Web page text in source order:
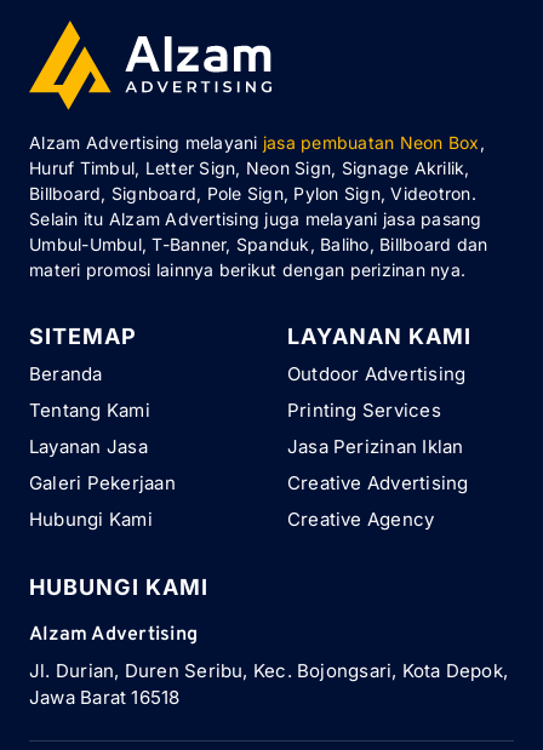
Alzam Advertising melayani jasa pembuatan Neon Box,
Huruf Timbul, Letter Sign, Neon Sign, Signage Akrilik,
Billboard, Signboard, Pole Sign, Pylon Sign, Videotron.
Selain itu Alzam Advertising juga melayani jasa pasang
Umbul-Umbul, T-Banner, Spanduk, Baliho, Billboard dan
materi promosi lainnya berikut dengan perizinan nya.
SITEMAP
Beranda
Tentang Kami
Layanan Jasa
Galeri Pekerjaan
Hubungi Kami
LAYANAN KAMI
Outdoor Advertising
Printing Services
Jasa Perizinan Iklan
Creative Advertising
Creative Agency
HUBUNGI KAMI
Alzam Advertising
Jl. Durian, Duren Seribu, Kec. Bojongsari, Kota Depok,
Jawa Barat 16518